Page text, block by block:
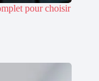
pour choisir